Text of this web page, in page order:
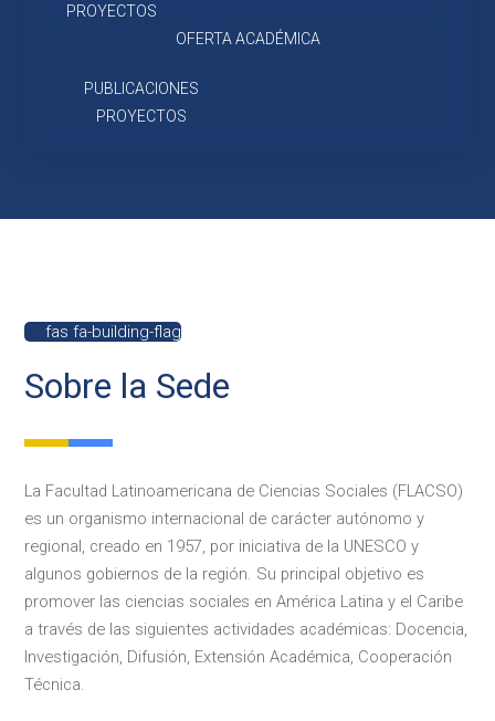
PROYECTOS
OFERTA ACADÉMICA
PUBLICACIONES
PROYECTOS
fas fa-building-flag
Sobre la Sede
La Facultad Latinoamericana de Ciencias Sociales (FLACSO)
es un organismo internacional de carácter autónomo y
regional, creado en 1957, por iniciativa de la UNESCO y
algunos gobiernos de la región. Su principal objetivo es
promover las ciencias sociales en América Latina y el Caribe
a través de las siguientes actividades académicas: Docencia,
Investigación, Difusión, Extensión Académica, Cooperación
Técnica.